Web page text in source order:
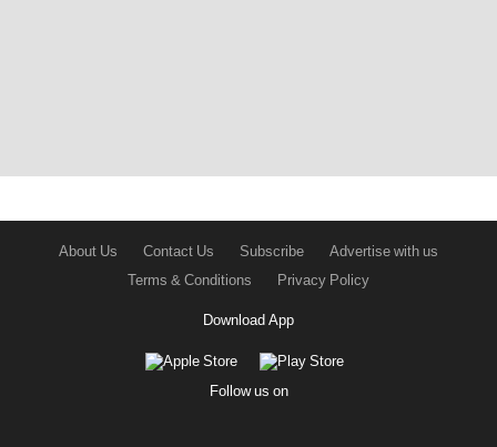
About Us Contact Us Subscribe
Advertise with us
Terms & Conditions
Privacy Policy
Download App
Follow us on